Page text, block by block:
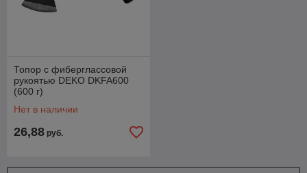
Топор с фиберглассовой
рукоятью DEKO DKFA600
(600 г)
Нет в наличии
26,88 руб.